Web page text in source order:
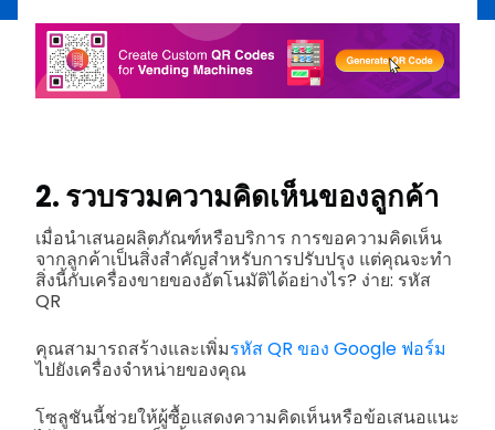
2. รวบรวมความคิดเห็นของลูกค้า
เมื่อนำเสนอผลิตภัณฑ์หรือบริการ การขอความคิดเห็น
จากลูกค้าเป็นสิ่งสำคัญสำหรับการปรับปรุง แต่คุณจะทำ
สิ่งนี้กับเครื่องขายของอัตโนมัติได้อย่างไร? ง่าย: รหัส
QR
คุณสามารถสร้างและเพิ่มรหัส QR ของ Google ฟอร์ม
ไปยังเครื่องจำหน่ายของคุณ
โซลูชันนี้ช่วยให้ผู้ซื้อแสดงความคิดเห็นหรือข้อเสนอแนะ